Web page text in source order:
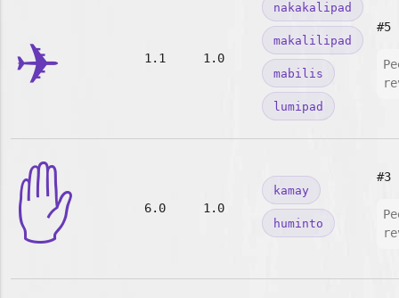
✈️ 1.1 1.0
nakakalipad
makalilipad
mabilis
lumipad
#5
✋ 6.0 1.0
kamay
huminto
#3